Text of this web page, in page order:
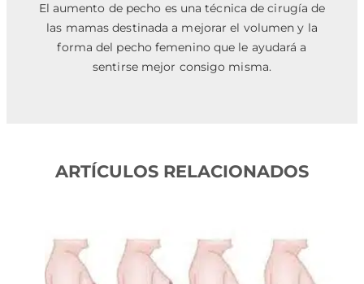
El aumento de pecho es una técnica de cirugía de
las mamas destinada a mejorar el volumen y la
forma del pecho femenino que le ayudará a
sentirse mejor consigo misma.
ARTÍCULOS RELACIONADOS